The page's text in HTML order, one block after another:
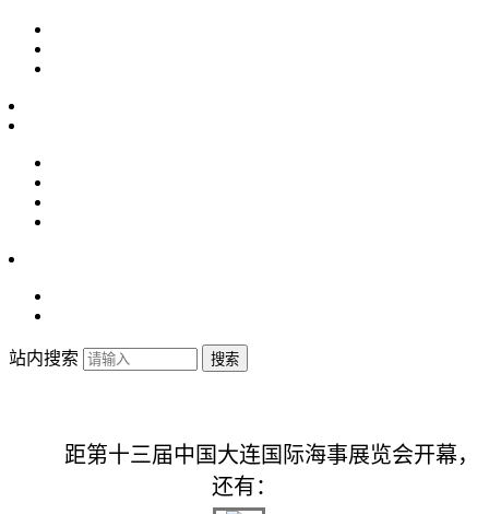
站内搜索 搜索
距第十三届中国大连国际海事展览会开幕，
还有：